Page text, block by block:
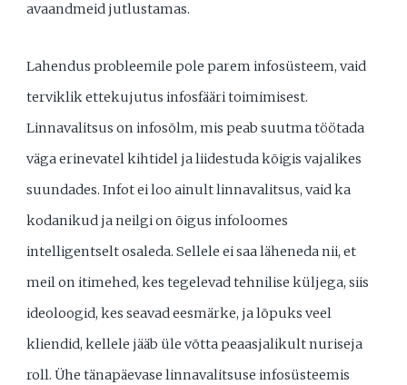
avaandmeid jutlustamas.
Lahendus probleemile pole parem infosüsteem, vaid
terviklik ettekujutus infosfääri toimimisest.
Linnavalitsus on infosõlm, mis peab suutma töötada
väga erinevatel kihtidel ja liidestuda kõigis vajalikes
suundades. Infot ei loo ainult linnavalitsus, vaid ka
kodanikud ja neilgi on õigus infoloomes
intelligentselt osaleda. Sellele ei saa läheneda nii, et
meil on itimehed, kes tegelevad tehnilise küljega, siis
ideoloogid, kes seavad eesmärke, ja lõpuks veel
kliendid, kellele jääb üle võtta peaasjalikult nuriseja
roll. Ühe tänapäevase linnavalitsuse infosüsteemis